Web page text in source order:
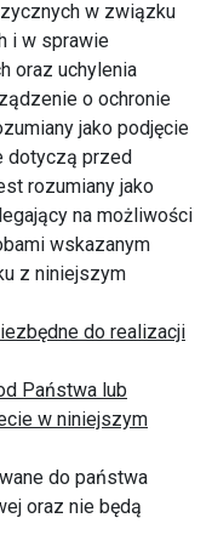
w związku
i w sprawie
oraz uchylenia
o ochronie
jako podjęcie
dotyczą przed
rozumiany jako
na możliwości
wskazanym
z niniejszym
do realizacji
Państwa lub
w niniejszym
do państwa
oraz nie będą